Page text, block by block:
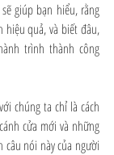
giúp bạn hiểu, rằng
hiệu quả, và biết đâu,
trình thành công
chúng ta chỉ là cách
cửa mới và những
nói này của người